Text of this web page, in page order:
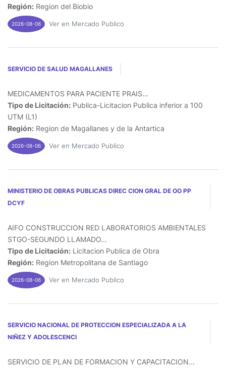
Región: Region del Biobio
2026-08-06 Ver en Mercado Publico
SERVICIO DE SALUD MAGALLANES
MEDICAMENTOS PARA PACIENTE PRAIS...
Tipo de Licitación: Publica-Licitacion Publica inferior a 100
UTM (L1)
Región: Region de Magallanes y de la Antartica
2026-08-06 Ver en Mercado Publico
MINISTERIO DE OBRAS PUBLICAS DIREC CION GRAL DE OO PP
DCYF
AIFO CONSTRUCCION RED LABORATORIOS AMBIENTALES
STGO-SEGUNDO LLAMADO...
Tipo de Licitación: Licitacion Publica de Obra
Región: Region Metropolitana de Santiago
2026-08-06 Ver en Mercado Publico
SERVICIO NACIONAL DE PROTECCION ESPECIALIZADA A LA
NIÑEZ Y ADOLESCENCI
SERVICIO DE PLAN DE FORMACION Y CAPACITACION...